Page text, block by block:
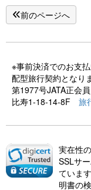
前のページへ
※事前決済でのお支
配型旅行契約とな
第1977号JATA正会
比寿1-18-14-8F 旅
実在性
SSLサ
ていま
明書の